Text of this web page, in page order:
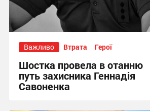
Важливо Втрата Герої
Шостка провела в отанню
путь захисника Геннадія
Савоненка